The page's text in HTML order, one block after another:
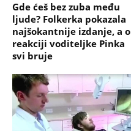
Gde ćeš bez zuba među
ljude? Folkerka pokazala
najšokantnije izdanje, a o
reakciji voditeljke Pinka
svi bruje